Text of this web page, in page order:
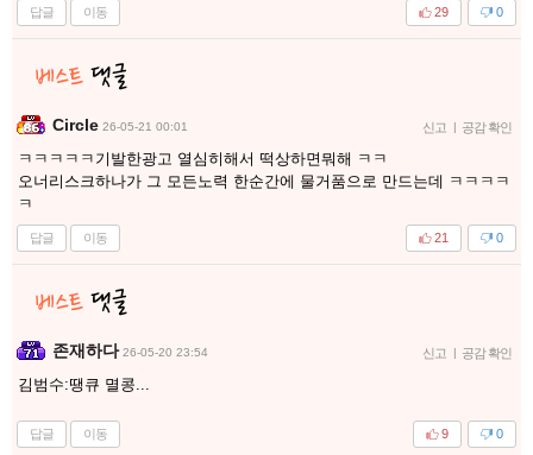
답글 이동 0
29
Circle 26-05-21 00:01 신고 | 공감 확인
ㅋㅋㅋㅋㅋ기발한광고 열심히해서 떡상하면뭐해 ㅋㅋ
오너리스크하나가 그 모든노력 한순간에 물거품으로 만드는데 ㅋㅋㅋㅋ
ㅋ
답글 이동 0
21
존재하다 26-05-20 23:54 신고 | 공감 확인
김범수:땡큐 멸콩...
답글 이동 0
9